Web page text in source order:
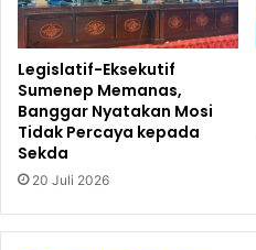
Legislatif-Eksekutif
Sumenep Memanas,
Banggar Nyatakan Mosi
Tidak Percaya kepada
Sekda
20 Juli 2026